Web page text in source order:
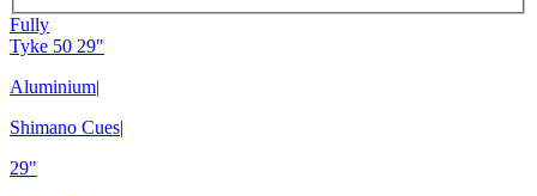
Fully
Tyke 50 29"
Aluminium|
Shimano Cues|
29"